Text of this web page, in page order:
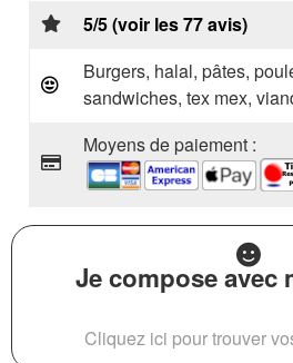
5/5 (voir les 77 avis)
Burgers, halal, pâtes,
sandwiches, tex mex,
Moyens de paiement :
Je compose avec
Cliquez ici pour trouver